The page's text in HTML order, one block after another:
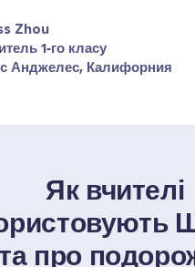
Zhou
1‑го класу
Анджелес, Калифорния
Як вчителі
про